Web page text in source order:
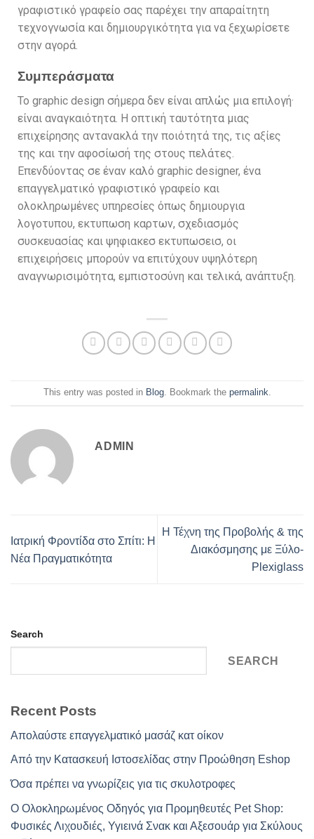
γραφιστικό γραφείο σας παρέχει την απαραίτητη
τεχνογνωσία και δημιουργικότητα για να ξεχωρίσετε
στην αγορά.
Συμπεράσματα
Το graphic design σήμερα δεν είναι απλώς μια επιλογή·
είναι αναγκαιότητα. Η οπτική ταυτότητα μιας
επιχείρησης αντανακλά την ποιότητά της, τις αξίες
της και την αφοσίωσή της στους πελάτες.
Επενδύοντας σε έναν καλό graphic designer, ένα
επαγγελματικό γραφιστικό γραφείο και
ολοκληρωμένες υπηρεσίες όπως δημιουργια
λογοτυπου, εκτυπωση καρτων, σχεδιασμός
συσκευασίας και ψηφιακεσ εκτυπωσεισ, οι
επιχειρήσεις μπορούν να επιτύχουν υψηλότερη
αναγνωρισιμότητα, εμπιστοσύνη και τελικά, ανάπτυξη.
This entry was posted in Blog. Bookmark the permalink.
ADMIN
Ιατρική Φροντίδα στο Σπίτι: Η
Νέα Πραγματικότητα
Η Τέχνη της Προβολής & της
Διακόσμησης με Ξύλο-
Plexiglass
Search
SEARCH
Recent Posts
Απολαύστε επαγγελματικό μασάζ κατ οίκον
Από την Κατασκευή Ιστοσελίδας στην Προώθηση Eshop
Όσα πρέπει να γνωρίζεις για τις σκυλοτροφες
Ο Ολοκληρωμένος Οδηγός για Προμηθευτές Pet Shop:
Φυσικές Λιχουδιές, Υγιεινά Σνακ και Αξεσουάρ για Σκύλους